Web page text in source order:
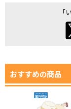
「
おすすめの商品